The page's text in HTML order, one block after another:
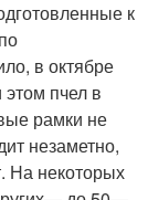
к
в октябре
пчел в
рамки не
незаметно,
На некоторых